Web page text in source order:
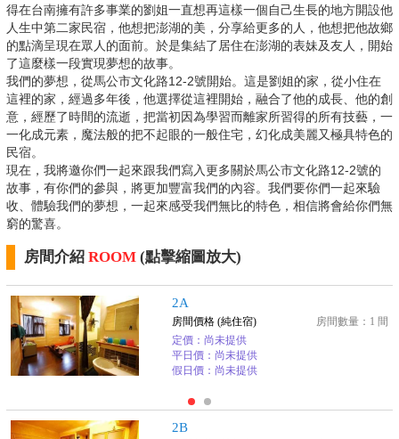
得在台南擁有許多事業的劉姐一直想再這樣一個自己生長的地方開設他
人生中第二家民宿，他想把澎湖的美，分享給更多的人，他想把他故鄉
的點滴呈現在眾人的面前。於是集結了居住在澎湖的表妹及友人，開始
了這麼樣一段實現夢想的故事。
我們的夢想，從馬公市文化路12-2號開始。這是劉姐的家，從小住在
這裡的家，經過多年後，他選擇從這裡開始，融合了他的成長、他的創
意，經歷了時間的流逝，把當初因為學習而離家所習得的所有技藝，一
一化成元素，魔法般的把不起眼的一般住宅，幻化成美麗又極具特色的
民宿。
現在，我將邀你們一起來跟我們寫入更多關於馬公市文化路12-2號的
故事，有你們的參與，將更加豐富我們的內容。我們要你們一起來驗
收、體驗我們的夢想，一起來感受我們無比的特色，相信將會給你們無
窮的驚喜。
房間介紹 ROOM (點擊縮圖放大)
2A
房間數量：1 間
房間價格 (純住宿)
定價：尚未提供
平日價：尚未提供
假日價：尚未提供
2B